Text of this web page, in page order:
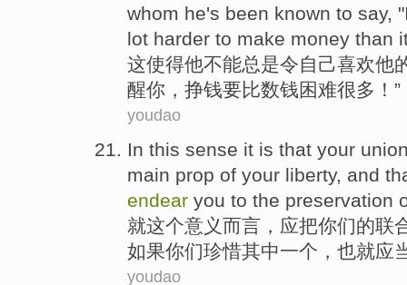
whom he's been known to say, "
lot harder to make money than
这使得他不能总是令自己喜欢他
醒你 ， 挣钱要比数钱困难很多 ！”
youdao
In this sense it is that your
main prop of your liberty, and
endear you to the preservation
就这个意义而言， 应把你们的联
如果你们珍惜其中一个，也就应
youdao